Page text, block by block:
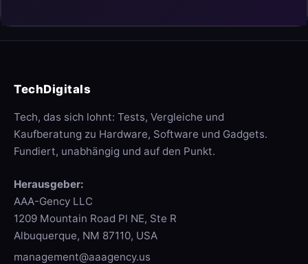
TechDigitals
Tech, das sich lohnt: Tests, Vergleiche und
Kaufberatung zu Hardware, Software und Gadgets.
Fundiert, unabhängig und auf den Punkt.
Herausgeber:
AAA-Gency LLC
1209 Mountain Road Pl NE, Ste R
Albuquerque, NM 87110, USA
management@aaagency.us